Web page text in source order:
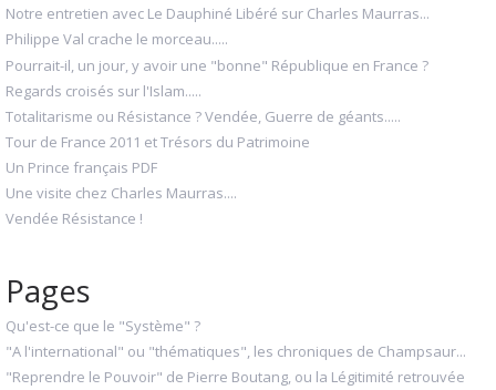
Notre entretien avec Le Dauphiné Libéré sur Charles Maurras...
Philippe Val crache le morceau.....
Pourrait-il, un jour, y avoir une "bonne" République en France ?
Regards croisés sur l'Islam.....
Totalitarisme ou Résistance ? Vendée, Guerre de géants.....
Tour de France 2011 et Trésors du Patrimoine
Un Prince français PDF
Une visite chez Charles Maurras....
Vendée Résistance !
Pages
Qu'est-ce que le "Système" ?
"A l'international" ou "thématiques", les chroniques de Champsaur...
"Reprendre le Pouvoir" de Pierre Boutang, ou la Légitimité retrouvée